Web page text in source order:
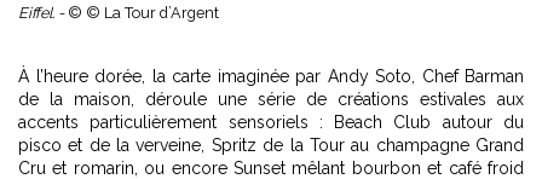
Eiffel. - © © La Tour d’Argent
À l’heure dorée, la carte imaginée par Andy Soto, Chef Barman
de la maison, déroule une série de créations estivales aux
accents particulièrement sensoriels : Beach Club autour du
pisco et de la verveine, Spritz de la Tour au champagne Grand
Cru et romarin, ou encore Sunset mêlant bourbon et café froid